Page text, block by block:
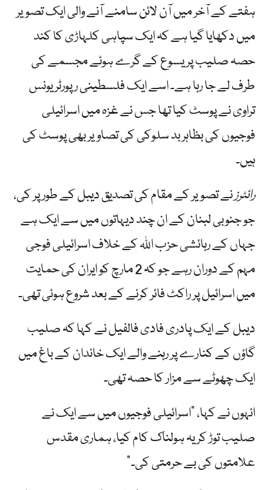
ہفتے کے آخر میں آن لائن سامنے آنے والی ایک تصویر
میں دکھایا گیا ہے کہ ایک سپاہی کلہاڑی کا کند
حصہ صلیب پر یسوع کے گرے ہوئے مجسمے کی
طرف لے جا رہا ہے۔ اسے ایک فلسطینی رپورٹر یونس
تراوی نے پوسٹ کیا تھا جس نے غزہ میں اسرائیلی
فوجیوں کی بظاہر بد سلوکی کی تصاویر بھی پوسٹ کی
ہیں۔
رائٹرزنے تصویر کے مقام کی تصدیق دیبل کے طور پر کی،
جو جنوبی لبنان کے ان چند دیہاتوں میں سے ایک ہے
جہاں کے رہائشی حزب اللہ کے خلاف اسرائیلی فوجی
مہم کے دوران رہے جو کہ 2 مارچ کو ایران کی حمایت
میں اسرائیل پر راکٹ فائر کرنے کے بعد شروع ہوئی تھی۔
دیبل کے ایک پادری فادی فالفیل نے کہا کہ صلیب
گاؤں کے کنارے پر رہنے والے ایک خاندان کے باغ میں
ایک چھوٹے سے مزار کا حصہ تھی۔
انہوں نے کہا، "اسرائیلی فوجیوں میں سے ایک نے
صلیب توڑ کر یہ ہولناک کام کیا، ہماری مقدس
علامتوں کی بے حرمتی کی۔”